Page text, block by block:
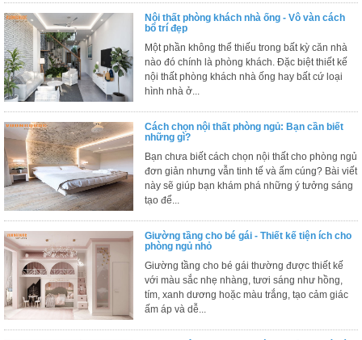
kệ
bếp
Nội
Thất
Ban
Công,
Vườn
Bàn
ghế
ban
công,
xích
đu,
ghế...
Phụ
Kiện
Trang
Trí
Cây
cảnh
, đồ
Nội thất phòng khách nhà ống - Vô vàn cách
bố trí đẹp
Một phần không thể thiếu trong bất kỳ căn nhà
nào đó chính là phòng khách. Đặc biệt thiết kế
nội thất phòng khách nhà ống hay bất cứ loại
hình nhà ở...
Cách chọn nội thất phòng ngủ: Bạn cần biết
những gì?
Bạn chưa biết cách chọn nội thất cho phòng ngủ
đơn giản nhưng vẫn tinh tế và ấm cúng? Bài viết
này sẽ giúp bạn khám phá những ý tưởng sáng
tạo để...
Giường tầng cho bé gái - Thiết kế tiện ích cho
phòng ngủ nhỏ
Giường tầng cho bé gái thường được thiết kế
với màu sắc nhẹ nhàng, tươi sáng như hồng,
tím, xanh dương hoặc màu trắng, tạo cảm giác
ấm áp và dễ...